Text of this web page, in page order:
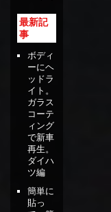
最新記
事
ボディ
ーにヘ
ッドラ
イト。
ガラス
コーテ
ィング
で新車
再生。
ダイハ
ツ編
簡単に
貼っ